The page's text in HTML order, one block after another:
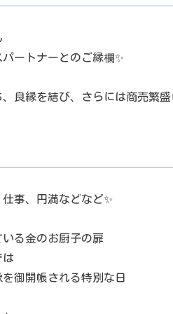
ートナーとのご縁欄✨
良縁を結び、さらには商売繁
事、円満などなど✨
る金のお厨子の扉
は
御開帳される特別な日